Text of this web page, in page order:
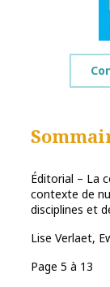
Éditorial – La
contexte de
disciplines et
Lise Verlaet,
Page 5 à 13